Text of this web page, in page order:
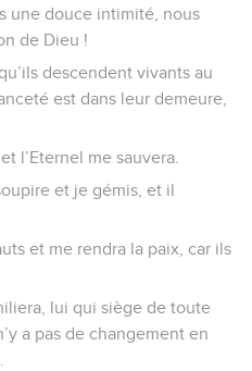
une douce intimité, nous
de Dieu !
descendent vivants au
est dans leur demeure,
l’Eternel me sauvera.
et je gémis, et il
et me rendra la paix, car ils
lui qui siège de toute
a pas de changement en